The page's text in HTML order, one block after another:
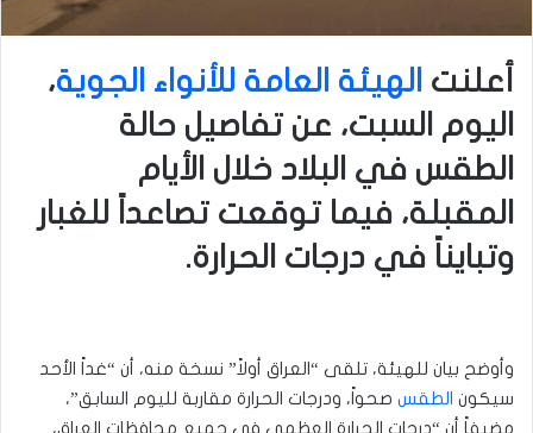
أعلنت الهيئة العامة للأنواء الجوية،
اليوم السبت، عن تفاصيل حالة
الطقس في البلاد خلال الأيام
المقبلة، فيما توقعت تصاعداً للغبار
وتبايناً في درجات الحرارة.
وأوضح بيان للهيئة، تلقى “العراق أولاً” نسخة منه، أن “غداً الأحد
سيكون الطقس صحواً، ودرجات الحرارة مقاربة لليوم السابق”،
مضيفاً أن “درجات الحرارة العظمى في جميع محافظات العراق،